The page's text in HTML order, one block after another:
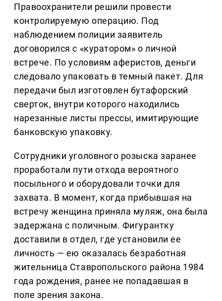
Правоохранители решили провести
контролируемую операцию. Под
наблюдением полиции заявитель
договорился с «куратором» о личной
встрече. По условиям аферистов, деньги
следовало упаковать в темный пакет. Для
передачи был изготовлен бутафорский
сверток, внутри которого находились
нарезанные листы прессы, имитирующие
банковскую упаковку.
Сотрудники уголовного розыска заранее
проработали пути отхода вероятного
посыльного и оборудовали точки для
захвата. В момент, когда прибывшая на
встречу женщина приняла муляж, она была
задержана с поличным. Фигурантку
доставили в отдел, где установили ее
личность — ею оказалась безработная
жительница Ставропольского района 1984
года рождения, ранее не попадавшая в
поле зрения закона.